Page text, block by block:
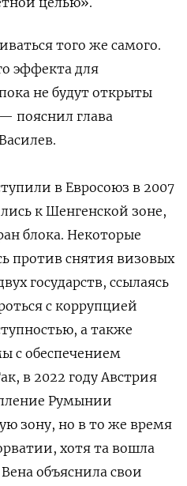
того же самого.
эффекта для
не будут открыты
пояснил глава
в Евросоюз в 2007
к Шенгенской зоне,
блока. Некоторые
против снятия визовых
государств, ссылаясь
с коррупцией
а также
с обеспечением
в 2022 году Австрия
Румынии
зону, но в то же время
хотя та вошла
Вена объяснила свои